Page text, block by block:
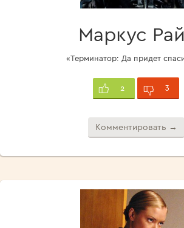
Маркус
«Терминатор: Да придет
2 3
Комментировать →